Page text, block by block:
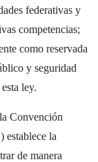
federativas y
competencias;
como reservada
y seguridad
ley.
Convención
establece la
de manera